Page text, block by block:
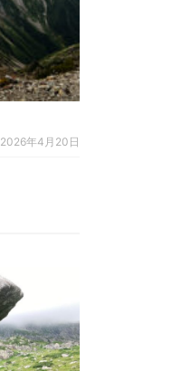
2026年4月20日